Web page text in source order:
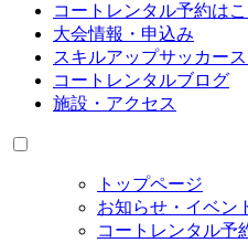
コートレンタル予約は
大会情報・申込み
スキルアップサッカー
コートレンタルブログ
施設・アクセス
トップページ
お知らせ・イベン
コートレンタル予